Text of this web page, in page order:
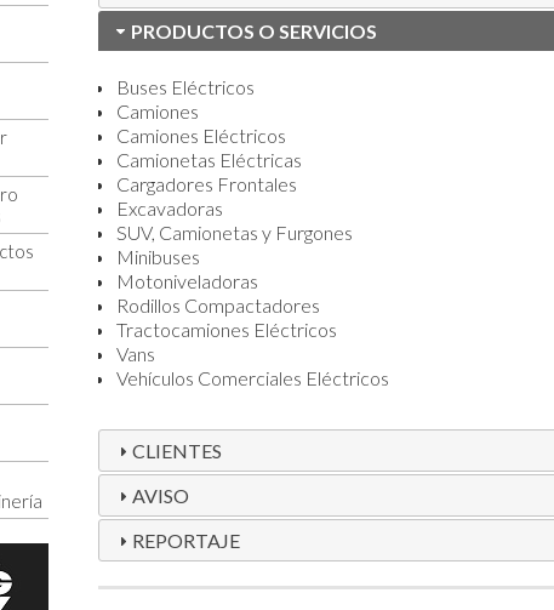
PRODUCTOS O SERVICIOS
Buses Eléctricos
Camiones
Camiones Eléctricos
Camionetas Eléctricas
Cargadores Frontales
Excavadoras
SUV, Camionetas y Furgones
Minibuses
Motoniveladoras
Rodillos Compactadores
Tractocamiones Eléctricos
Vans
Vehículos Comerciales Eléctricos
CLIENTES
AVISO
REPORTAJE